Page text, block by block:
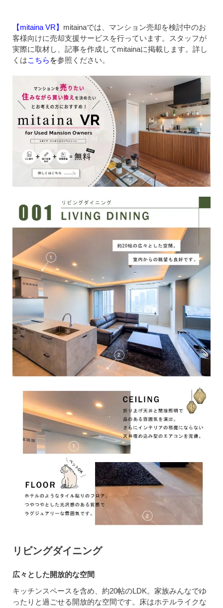
【mitaina VR】 mitainaでは、マンション売却を検討中のお
客様向けに売却支援サービスを行っています。スタッフが
実際に取材し、記事を作成してmitainaに掲載します。詳し
くはこちら を参照ください。
リビングダイニング
広々とした開放的な空間
キッチンスペースを含め、約20帖のLDK。家族みんなでゆ
ったりと過ごせる開放的な空間です。床はホテルライクな